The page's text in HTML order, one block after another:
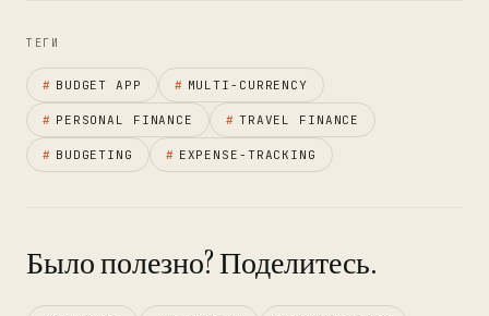
ТЕГИ
# BUDGET APP # MULTI-CURRENCY
# PERSONAL FINANCE # TRAVEL FINANCE
# BUDGETING # EXPENSE-TRACKING
Было полезно? Поделитесь.